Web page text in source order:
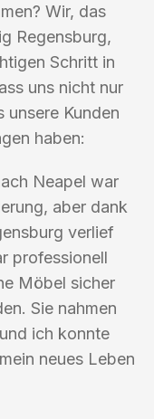
Wir, das
Regensburg,
Schritt in
uns nicht nur
unsere Kunden
haben:
Neapel war
aber dank
verlief
professionell
Möbel sicher
Sie nahmen
ich konnte
neues Leben